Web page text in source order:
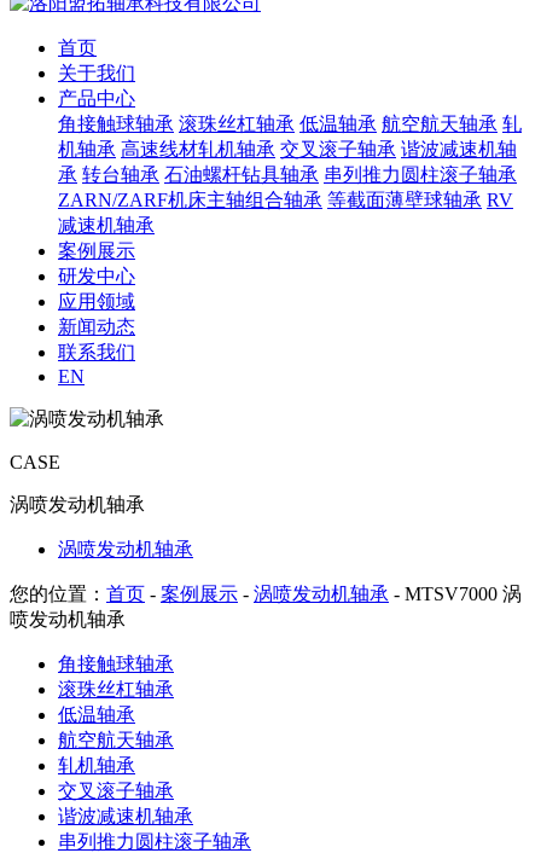
首页
关于我们
产品中心
角接触球轴承 滚珠丝杠轴承 低温轴承 航空航天轴承 轧
机轴承 高速线材轧机轴承 交叉滚子轴承 谐波减速机轴
承 转台轴承 石油螺杆钻具轴承 串列推力圆柱滚子轴承
ZARN/ZARF机床主轴组合轴承 等截面薄壁球轴承 RV
减速机轴承
案例展示
研发中心
应用领域
新闻动态
联系我们
EN
CASE
涡喷发动机轴承
涡喷发动机轴承
您的位置： 首页 - 案例展示 - 涡喷发动机轴承 - MTSV7000 涡
喷发动机轴承
角接触球轴承
滚珠丝杠轴承
低温轴承
航空航天轴承
轧机轴承
交叉滚子轴承
谐波减速机轴承
串列推力圆柱滚子轴承